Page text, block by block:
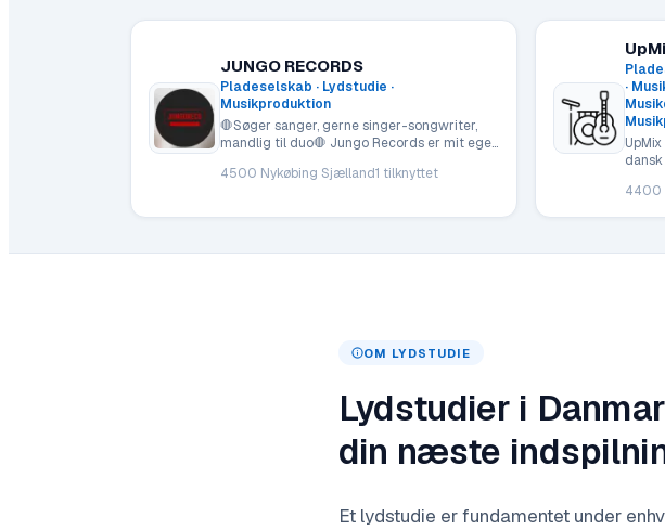
JUNGO RECORDS
Pladeselskab · Lydstudie ·
Musikproduktion
🛑Søger sanger, gerne singer-songwriter,
mandlig til duo🛑 Jungo Records er mit eget
4500 Nykøbing Sjælland1 tilknyttet
·
4400
OM LYDSTUDIE
Lydstudier i
din næste
Et lydstudie er fundamentet under